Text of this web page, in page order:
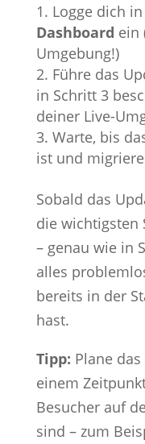
Logge dich
Dashboard ein
Umgebung!)
Führe das
in Schritt 3
deiner Live-
Warte, bis
ist und
Sobald das
die wichtigsten
– genau wie in
alles
bereits in der
hast.
Tipp: Plane
einem
Besucher auf
sind – zum